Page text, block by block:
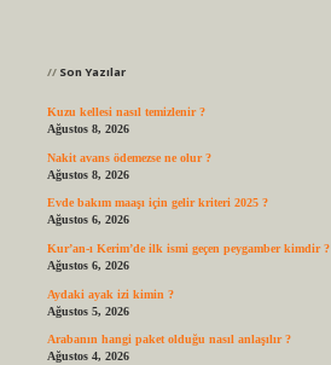
Son Yazılar
Kuzu kellesi nasıl temizlenir ?
Ağustos 8, 2026
Nakit avans ödemezse ne olur ?
Ağustos 8, 2026
Evde bakım maaşı için gelir kriteri 2025 ?
Ağustos 6, 2026
Kur’an-ı Kerim’de ilk ismi geçen peygamber kimdir ?
Ağustos 6, 2026
Aydaki ayak izi kimin ?
Ağustos 5, 2026
Arabanın hangi paket olduğu nasıl anlaşılır ?
Ağustos 4, 2026